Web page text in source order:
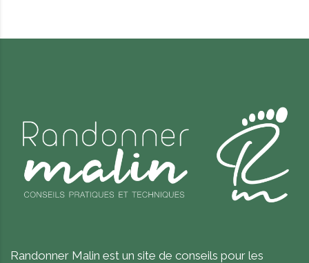
Randonner Malin est un site de conseils pour les